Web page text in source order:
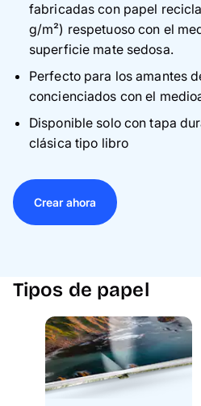
fabricadas con papel
g/m²) respetuoso con el
superficie mate sedosa.
Perfecto para los amantes
concienciados con el
Disponible solo con tapa
clásica tipo libro
Crear ahora
Tipos de papel